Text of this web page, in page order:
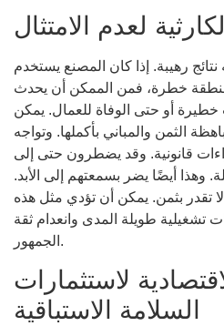
لعدم الامتثال
رهيبة. إذا كان المصنع يستخدم
منطقة خطرة، فمن الممكن أن يحدث
خطيرة أو حتى الوفاة للعمال. يمكن
الثمن والمباني بأكملها. وتواجه
قانونية. وقد يضطرون حتى إلى
وهذا أيضًا يضر بسمعتهم إلى الأبد.
لا تقدر بثمن. يمكن أن تؤدي مثل هذه
تشغيلية طويلة المدى وانعدام ثقة
الجمهور.
لاستثمارات
السلامة الاستباقية